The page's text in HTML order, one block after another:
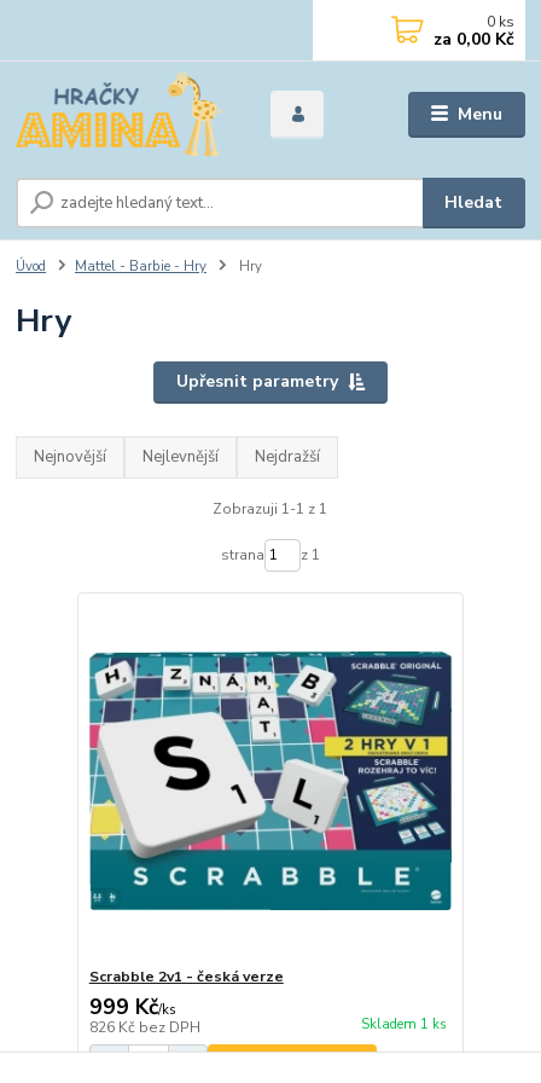
Menu
Hledat
0 ks
za 0,00 Kč
Úvod Mattel - Barbie - Hry Hry
Hry
Upřesnit parametry
Nejnovější Nejlevnější Nejdražší
Zobrazuji 1-1 z 1
strana z 1
Scrabble 2v1 - česká verze
999 Kč/ks
826 Kč bez DPH Skladem 1 ks